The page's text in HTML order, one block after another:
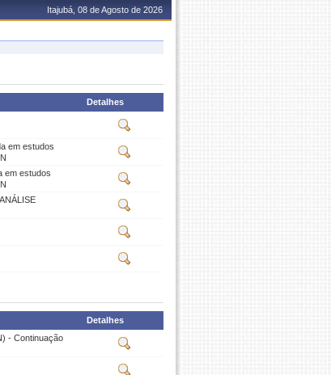
Itajubá, 08 de Agosto de 2026
Detalhes
em estudos
em estudos
Detalhes
- Continuação